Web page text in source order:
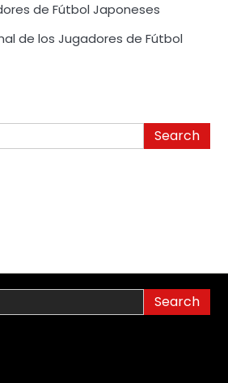
de Fútbol Japoneses
de los Jugadores de Fútbol